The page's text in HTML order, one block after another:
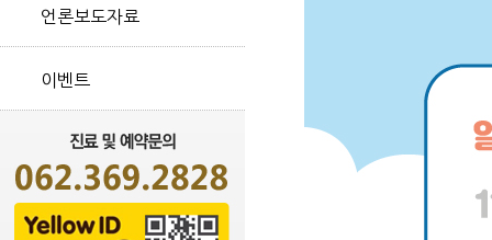
언론보도자료
이벤트